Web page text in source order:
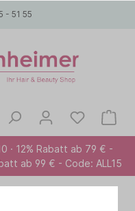
- 51 55
· 12% Rabatt ab 79 € -
ab 99 € - Code: ALL15